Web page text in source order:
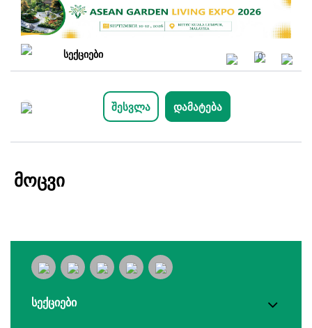
სექციები 0
შესვლა დამატება
მოცვი
სექციები